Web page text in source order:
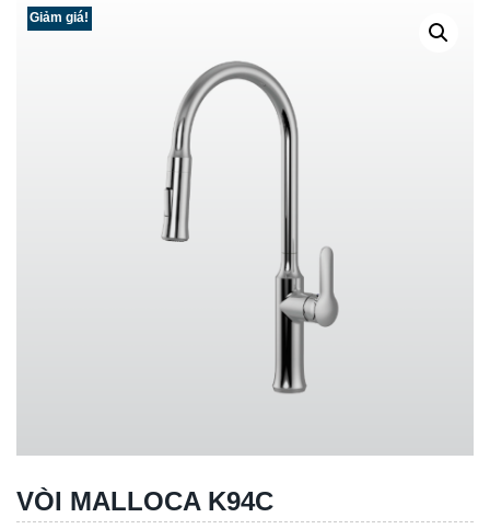
Giảm giá!
VÒI MALLOCA K94C